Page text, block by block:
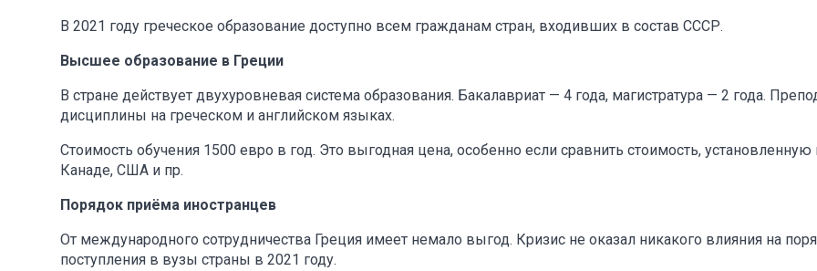
В 2021 году греческое образование доступно всем гражданам стран, входивших в состав СССР.
Высшее образование в Греции
В стране действует двухуровневая система образования. Бакалавриат — 4 года, магистратура — 2 года.
дисциплины на греческом и английском языках.
Стоимость обучения 1500 евро в год. Это выгодная цена, особенно если сравнить стоимость, установленную
Канаде, США и пр.
Порядок приёма иностранцев
От международного сотрудничества Греция имеет немало выгод. Кризис не оказал никакого влияния на
поступления в вузы страны в 2021 году.